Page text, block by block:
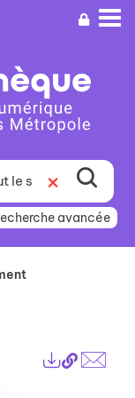
avancée
Lien